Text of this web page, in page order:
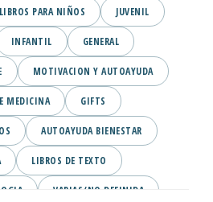
LIBROS PARA NIÑOS JUVENIL
INFANTIL GENERAL
MOTIVACION Y AUTOAYUDA
MEDICINA GIFTS
AUTOAYUDA BIENESTAR
LIBROS DE TEXTO
VARIAS/NO DEFINIDA